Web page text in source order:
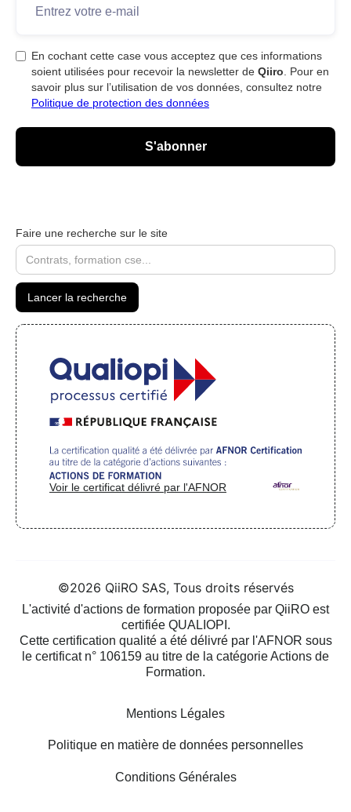
En cochant cette case vous acceptez que ces informations
soient utilisées pour recevoir la newsletter de Qiiro. Pour en
savoir plus sur l’utilisation de vos données, consultez notre
Politique de protection des données
Faire une recherche sur le site
Voir le certificat délivré par l'AFNOR
©2026 QiiRO SAS, Tous droits réservés
L'activité d'actions de formation proposée par QiiRO est
certifiée QUALIOPI.
Cette certification qualité a été délivré par l'AFNOR sous
le certificat n° 106159 au titre de la catégorie Actions de
Formation.
Mentions Légales
Politique en matière de données personnelles
Conditions Générales